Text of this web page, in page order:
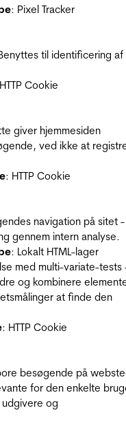
: Pixel Tracker
til identificering af
Cookie
giver hjemmesiden
ved ikke at
: HTTP Cookie
navigation på sitet -
gennem intern analyse.
: Lokalt HTML-lager
med multi-variate-tests
og kombinere
at finde den
: HTTP Cookie
besøgende på
for den enkelte
og